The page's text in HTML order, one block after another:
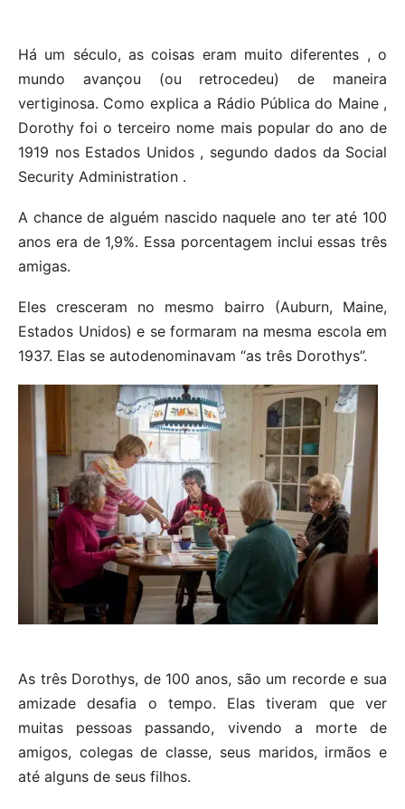
Há um século, as coisas eram muito diferentes , o
mundo avançou (ou retrocedeu) de maneira
vertiginosa. Como explica a Rádio Pública do Maine ,
Dorothy foi o terceiro nome mais popular do ano de
1919 nos Estados Unidos , segundo dados da Social
Security Administration .
A chance de alguém nascido naquele ano ter até 100
anos era de 1,9%. Essa porcentagem inclui essas três
amigas.
Eles cresceram no mesmo bairro (Auburn, Maine,
Estados Unidos) e se formaram na mesma escola em
1937. Elas se autodenominavam “as três Dorothys”.
As três Dorothys, de 100 anos, são um recorde e sua
amizade desafia o tempo. Elas tiveram que ver
muitas pessoas passando, vivendo a morte de
amigos, colegas de classe, seus maridos, irmãos e
até alguns de seus filhos.